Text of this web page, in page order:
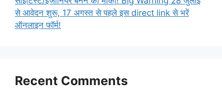
से आवेदन शुरू, 17 अगस्त से पहले इस direct link से भरें
ऑनलाइन फॉर्म!
Recent Comments